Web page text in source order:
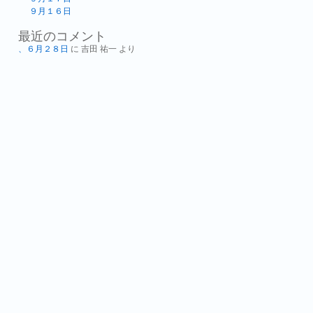
９月１６日
最近のコメント
、６月２８日 に 吉田 祐一 より